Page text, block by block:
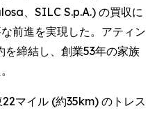
、SILC S.p.A.) の買収に
前進を実現した。アティン
締結し、創業53年の家族
マイル (約35km) のトレス